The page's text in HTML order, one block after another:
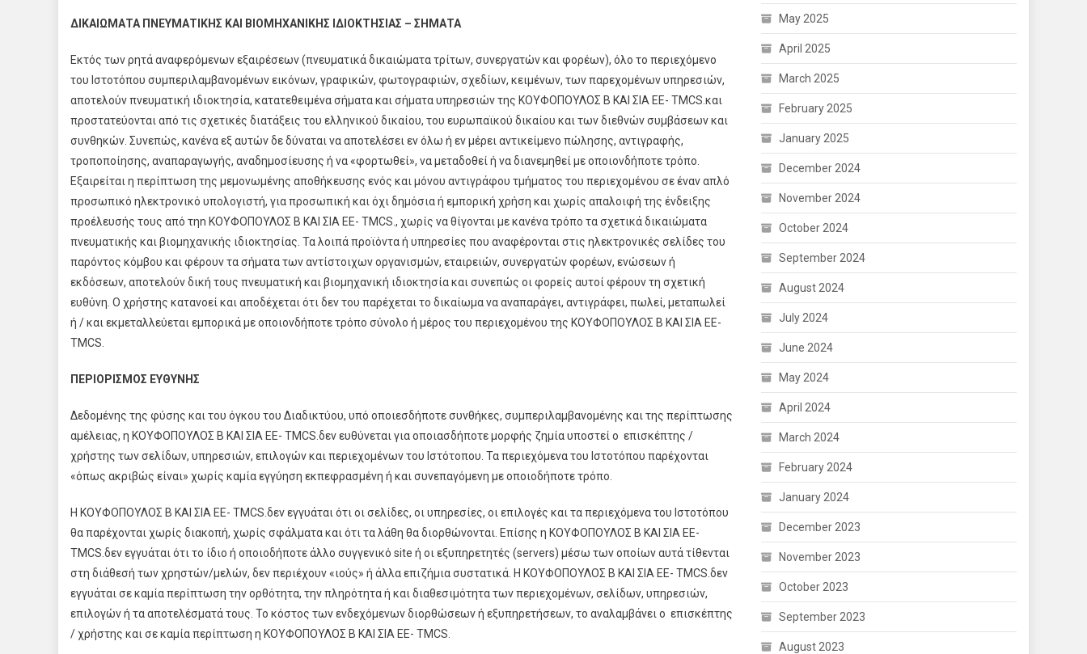
ΔΙΚΑΙΩΜΑΤΑ ΠΝΕΥΜΑΤΙΚΗΣ ΚΑΙ ΒΙΟΜΗΧΑΝΙΚΗΣ ΙΔΙΟΚΤΗΣΙΑΣ – ΣΗΜΑΤΑ
Εκτός των ρητά αναφερόμενων εξαιρέσεων (πνευματικά δικαιώματα τρίτων, συνεργατών και φορέων), όλο το περιεχόμενο
του Ιστοτόπου συμπεριλαμβανομένων εικόνων, γραφικών, φωτογραφιών, σχεδίων, κειμένων, των παρεχομένων υπηρεσιών,
αποτελούν πνευματική ιδιοκτησία, κατατεθειμένα σήματα και σήματα υπηρεσιών της ΚΟΥΦΟΠΟΥΛΟΣ Β ΚΑΙ ΣΙΑ ΕΕ- TMCS.και
προστατεύονται από τις σχετικές διατάξεις του ελληνικού δικαίου, του ευρωπαϊκού δικαίου και των διεθνών συμβάσεων και
συνθηκών. Συνεπώς, κανένα εξ αυτών δε δύναται να αποτελέσει εν όλω ή εν μέρει αντικείμενο πώλησης, αντιγραφής,
τροποποίησης, αναπαραγωγής, αναδημοσίευσης ή να «φορτωθεί», να μεταδοθεί ή να διανεμηθεί με οποιονδήποτε τρόπο.
Εξαιρείται η περίπτωση της μεμονωμένης αποθήκευσης ενός και μόνου αντιγράφου τμήματος του περιεχομένου σε έναν απλό
προσωπικό ηλεκτρονικό υπολογιστή, για προσωπική και όχι δημόσια ή εμπορική χρήση και χωρίς απαλοιφή της ένδειξης
προέλευσής τους από τηn ΚΟΥΦΟΠΟΥΛΟΣ Β ΚΑΙ ΣΙΑ ΕΕ- TMCS., χωρίς να θίγονται με κανένα τρόπο τα σχετικά δικαιώματα
πνευματικής και βιομηχανικής ιδιοκτησίας. Τα λοιπά προϊόντα ή υπηρεσίες που αναφέρονται στις ηλεκτρονικές σελίδες του
παρόντος κόμβου και φέρουν τα σήματα των αντίστοιχων οργανισμών, εταιρειών, συνεργατών φορέων, ενώσεων ή
εκδόσεων, αποτελούν δική τους πνευματική και βιομηχανική ιδιοκτησία και συνεπώς οι φορείς αυτοί φέρουν τη σχετική
ευθύνη. Ο χρήστης κατανοεί και αποδέχεται ότι δεν του παρέχεται το δικαίωμα να αναπαράγει, αντιγράφει, πωλεί, μεταπωλεί
ή / και εκμεταλλεύεται εμπορικά με οποιονδήποτε τρόπο σύνολο ή μέρος του περιεχομένου της ΚΟΥΦΟΠΟΥΛΟΣ Β ΚΑΙ ΣΙΑ ΕΕ-
TMCS.
ΠΕΡΙΟΡΙΣΜΟΣ ΕΥΘΥΝΗΣ
Δεδομένης της φύσης και του όγκου του Διαδικτύου, υπό οποιεσδήποτε συνθήκες, συμπεριλαμβανομένης και της περίπτωσης
αμέλειας, η ΚΟΥΦΟΠΟΥΛΟΣ Β ΚΑΙ ΣΙΑ ΕΕ- TMCS.δεν ευθύνεται για οποιασδήποτε μορφής ζημία υποστεί ο επισκέπτης /
χρήστης των σελίδων, υπηρεσιών, επιλογών και περιεχομένων του Ιστότοπου. Τα περιεχόμενα του Ιστοτόπου παρέχονται
«όπως ακριβώς είναι» χωρίς καμία εγγύηση εκπεφρασμένη ή και συνεπαγόμενη με οποιοδήποτε τρόπο.
Η ΚΟΥΦΟΠΟΥΛΟΣ Β ΚΑΙ ΣΙΑ ΕΕ- TMCS.δεν εγγυάται ότι οι σελίδες, οι υπηρεσίες, οι επιλογές και τα περιεχόμενα του Ιστοτόπου
θα παρέχονται χωρίς διακοπή, χωρίς σφάλματα και ότι τα λάθη θα διορθώνονται. Επίσης η ΚΟΥΦΟΠΟΥΛΟΣ Β ΚΑΙ ΣΙΑ ΕΕ-
TMCS.δεν εγγυάται ότι το ίδιο ή οποιοδήποτε άλλο συγγενικό site ή οι εξυπηρετητές (servers) μέσω των οποίων αυτά τίθενται
στη διάθεσή των χρηστών/μελών, δεν περιέχουν «ιούς» ή άλλα επιζήμια συστατικά. Η ΚΟΥΦΟΠΟΥΛΟΣ Β ΚΑΙ ΣΙΑ ΕΕ- TMCS.δεν
εγγυάται σε καμία περίπτωση την ορθότητα, την πληρότητα ή και διαθεσιμότητα των περιεχομένων, σελίδων, υπηρεσιών,
επιλογών ή τα αποτελέσματά τους. Το κόστος των ενδεχόμενων διορθώσεων ή εξυπηρετήσεων, το αναλαμβάνει ο επισκέπτης
/ χρήστης και σε καμία περίπτωση η ΚΟΥΦΟΠΟΥΛΟΣ Β ΚΑΙ ΣΙΑ ΕΕ- TMCS.
May 2025
April 2025
March 2025
February 2025
January 2025
December 2024
November 2024
October 2024
September 2024
August 2024
July 2024
June 2024
May 2024
April 2024
March 2024
February 2024
January 2024
December 2023
November 2023
October 2023
September 2023
August 2023